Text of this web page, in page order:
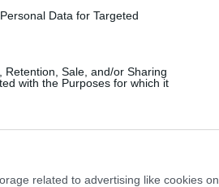
Data for Targeted
Sale, and/or Sharing
with the Purposes for which it
related to advertising like cookies on